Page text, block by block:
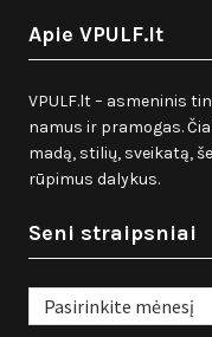
Apie VPULF.lt
VPULF.lt – asmeninis
namus ir pramogas.
madą, stilių, sveikatą,
rūpimus dalykus.
Seni straipsniai
Seni
straipsniai